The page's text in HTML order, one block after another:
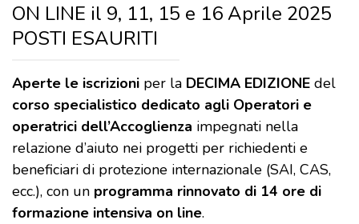
ON LINE il 9, 11, 15 e 16 Aprile 2025
POSTI ESAURITI
Aperte le iscrizioni per la DECIMA EDIZIONE del
corso specialistico dedicato agli Operatori e
operatrici dell’Accoglienza impegnati nella
relazione d’aiuto nei progetti per richiedenti e
beneficiari di protezione internazionale (SAI, CAS,
ecc.), con un programma rinnovato di 14 ore di
formazione intensiva on line.